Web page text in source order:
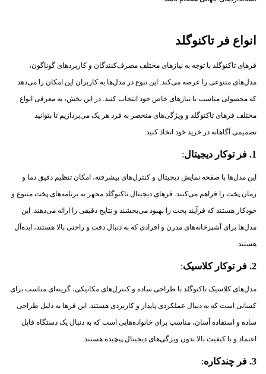
انواع فر تاکنوگلد
فرهای تاکنوگلد با توجه به نیازهای مختلف مصرف‌کنندگان و کاربردهای گوناگون،
مدل‌های متنوعی را عرضه می‌کند. این تنوع در مدل‌ها به کاربران این امکان را می‌دهد
که محصولی مناسب با نیازهای خاص خود انتخاب کنند. در این بخش، به معرفی انواع
مختلف فرهای تاکنوگلد و ویژگی‌های منحصر به فرد هر یک می‌پردازیم تا بتوانید
تصمیمی آگاهانه در خرید خود اتخاذ کنید.
1. فر توکار دیجیتال :
این مدل‌ها با صفحه نمایش دیجیتال و کنترل‌های پیشرفته، امکان تنظیم دقیق دما و
زمان پخت را فراهم می‌کنند. فرهای دیجیتال تاکنوگلد مجهز به برنامه‌های پخت متنوع و
خودکار هستند که فرآیند پخت را بهبود می‌بخشند و نتایج دقیقی را ارائه می‌دهند. این
مدل‌ها برای آشپزخانه‌های مدرن و افرادی که به دنبال دقت و راحتی بالا هستند، ایده‌آل
هستند.
2. فر توکار کلاسیک :
مدل‌های کلاسیک تاکنوگلد با طراحی ساده و کنترل‌های مکانیکی، گزینه‌ای مناسب برای
کسانی است که به دنبال عملکردی پایدار و کاربردی هستند. این فرها به دلیل طراحی
ساده و استفاده آسان، مناسب برای خانواده‌هایی است که به دنبال یک دستگاه قابل
اعتماد و با کیفیت بالا بدون ویژگی‌های دیجیتال پیچیده هستند.
3. فر چندکاره :